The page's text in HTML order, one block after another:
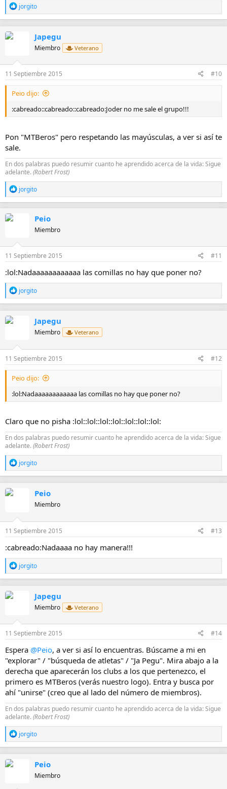
R
e
a
n
s
jorgito
Japegu
Miembro Veterano
11 Septiembre 2015 #10
Peio dijo:
:cabreado::cabreado::cabreado:Joder no me sale el grupo!!!
Pon "MTBeros" pero respetando las mayúsculas, a ver si así te
sale.
En dos palabras puedo resumir cuanto he aprendido acerca de la vida: Sigue
adelante.(Robert Frost)
R
e
a
n
e
:
jorgito
Peio
Miembro
11 Septiembre 2015 #11
:lol:Nadaaaaaaaaaaaa las comillas no hay que poner no?
R
e
a
n
s
jorgito
Japegu
Miembro Veterano
11 Septiembre 2015 #12
Peio dijo:
:lol:Nadaaaaaaaaaaaa las comillas no hay que poner no?
Claro que no pisha :lol::lol::lol::lol::lol::lol::lol:
En dos palabras puedo resumir cuanto he aprendido acerca de la vida: Sigue
adelante.(Robert Frost)
R
e
a
n
s
jorgito
Peio
Miembro
11 Septiembre 2015 #13
:cabreado:Nadaaaa no hay manera!!!
R
e
a
n
s
jorgito
Japegu
Miembro Veterano
11 Septiembre 2015 #14
Espera @Peio, a ver si así lo encuentras. Búscame a mi en
"explorar" / "búsqueda de atletas" / "Ja Pegu". Mira abajo a la
derecha que aparecerán los clubs a los que pertenezco, el
primero es MTBeros (verás nuestro logo). Entra y busca por
ahí "unirse" (creo que al lado del número de miembros).
En dos palabras puedo resumir cuanto he aprendido acerca de la vida: Sigue
adelante.(Robert Frost)
R
e
a
jorgito
Peio
Miembro